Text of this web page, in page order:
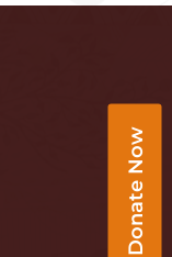
Donate Now